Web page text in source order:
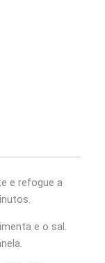
e refogue a
e o sal.